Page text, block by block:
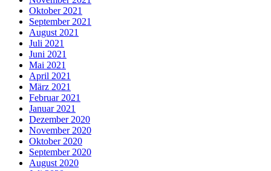
Oktober 2021
September 2021
August 2021
Juli 2021
Juni 2021
Mai 2021
April 2021
März 2021
Februar 2021
Januar 2021
Dezember 2020
November 2020
Oktober 2020
September 2020
August 2020